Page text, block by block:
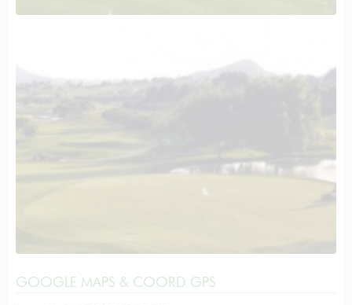
GOOGLE MAPS & COORD GPS